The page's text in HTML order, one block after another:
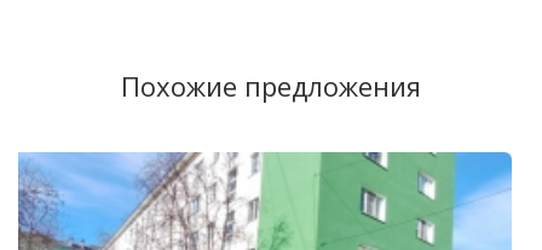
Похожие предложения